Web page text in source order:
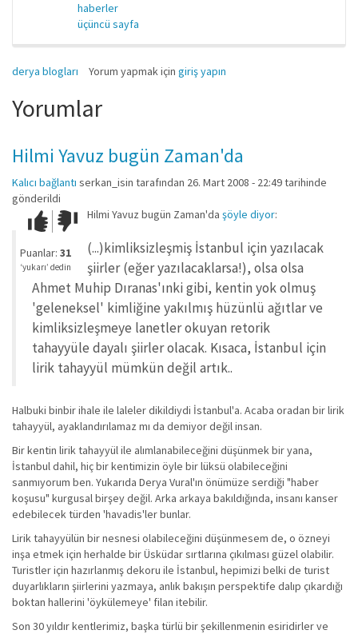
haberler
üçüncü sayfa
derya blogları Yorum yapmak için giriş yapın
Yorumlar
Hilmi Yavuz bugün Zaman'da
Kalıcı bağlantı serkan_isin tarafından 26. Mart 2008 - 22:49 tarihinde
gönderildi
Çok iyi!O
kadar
iyi
değil!
Puanlar: 31
‘yukarı’ dedin
Hilmi Yavuz bugün Zaman'da şöyle diyor:
(...)kimliksizleşmiş İstanbul için yazılacak
şiirler (eğer yazılacaklarsa!), olsa olsa
Ahmet Muhip Dıranas'ınki gibi, kentin yok olmuş
'geleneksel' kimliğine yakılmış hüzünlü ağıtlar ve
kimliksizleşmeye lanetler okuyan retorik
tahayyüle dayalı şiirler olacak. Kısaca, İstanbul için
lirik tahayyül mümkün değil artık..
Halbuki binbir ihale ile laleler dikildiydi İstanbul'a. Acaba oradan bir lirik
tahayyül, ayaklandırılamaz mı da demiyor değil insan.
Bir kentin lirik tahayyül ile alımlanabileceğini düşünmek bir yana,
İstanbul dahil, hiç bir kentimizin öyle bir lüksü olabileceğini
sanmıyorum ben. Yukarıda Derya Vural'ın önümüze serdiği "haber
koşusu" kurgusal birşey değil. Arka arkaya bakıldığında, insanı kanser
edebilecek türden 'havadis'ler bunlar.
Lirik tahayyülün bir nesnesi olabileceğini düşünmesem de, o özneyi
inşa etmek için herhalde bir Üsküdar sırtlarına çıkılması güzel olabilir.
Turistler için hazırlanmış dekoru ile İstanbul, hepimizi belki de turist
duyarlıkların şiirlerini yazmaya, anlık bakışın perspektife dalıp çıkardığı
boktan hallerini 'öykülemeye' filan itebilir.
Son 30 yıldır kentlerimiz, başka türlü bir şekillenmenin esiridirler ve